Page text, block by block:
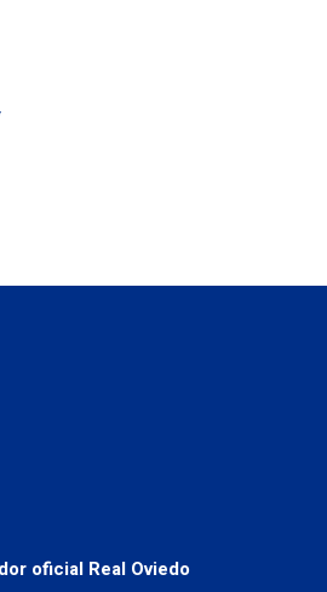
oficial Real Oviedo